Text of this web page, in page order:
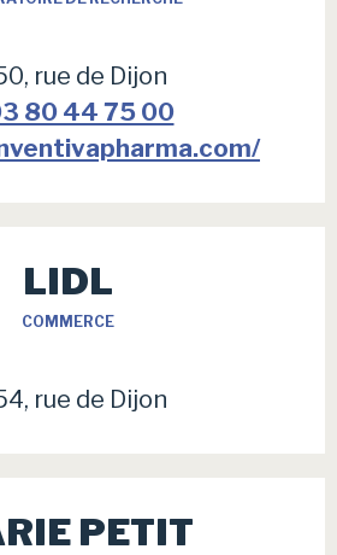
rue de Dijon
80 44 75 00
LIDL
COMMERCE
rue de Dijon
PETIT